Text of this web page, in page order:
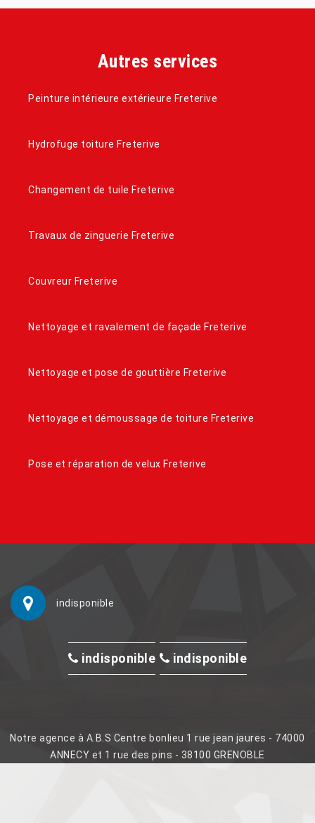
Autres services
Peinture intérieure extérieure Freterive
Hydrofuge toiture Freterive
Changement de tuile Freterive
Travaux de zinguerie Freterive
Couvreur Freterive
Nettoyage et ravalement de façade Freterive
Nettoyage et pose de gouttière Freterive
Nettoyage et démoussage de toiture Freterive
Pose et réparation de velux Freterive
indisponible
indisponible indisponible
Notre agence à A.B.S Centre bonlieu 1 rue jean jaures - 74000
ANNECY et 1 rue des pins - 38100 GRENOBLE